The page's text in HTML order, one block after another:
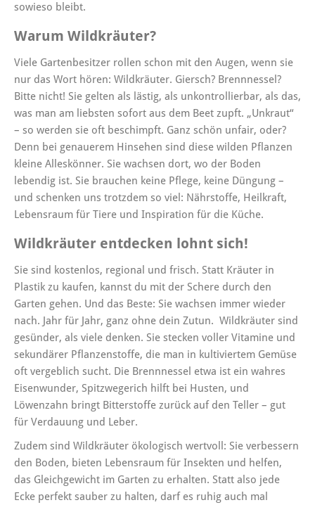
sowieso bleibt.
Warum Wildkräuter?
Viele Gartenbesitzer rollen schon mit den Augen, wenn sie
nur das Wort hören: Wildkräuter. Giersch? Brennnessel?
Bitte nicht! Sie gelten als lästig, als unkontrollierbar, als das,
was man am liebsten sofort aus dem Beet zupft. „Unkraut“
– so werden sie oft beschimpft. Ganz schön unfair, oder?
Denn bei genauerem Hinsehen sind diese wilden Pflanzen
kleine Alleskönner. Sie wachsen dort, wo der Boden
lebendig ist. Sie brauchen keine Pflege, keine Düngung –
und schenken uns trotzdem so viel: Nährstoffe, Heilkraft,
Lebensraum für Tiere und Inspiration für die Küche.
Wildkräuter entdecken lohnt sich!
Sie sind kostenlos, regional und frisch. Statt Kräuter in
Plastik zu kaufen, kannst du mit der Schere durch den
Garten gehen. Und das Beste: Sie wachsen immer wieder
nach. Jahr für Jahr, ganz ohne dein Zutun. Wildkräuter sind
gesünder, als viele denken. Sie stecken voller Vitamine und
sekundärer Pflanzenstoffe, die man in kultiviertem Gemüse
oft vergeblich sucht. Die Brennnessel etwa ist ein wahres
Eisenwunder, Spitzwegerich hilft bei Husten, und
Löwenzahn bringt Bitterstoffe zurück auf den Teller – gut
für Verdauung und Leber.
Zudem sind Wildkräuter ökologisch wertvoll: Sie verbessern
den Boden, bieten Lebensraum für Insekten und helfen,
das Gleichgewicht im Garten zu erhalten. Statt also jede
Ecke perfekt sauber zu halten, darf es ruhig auch mal